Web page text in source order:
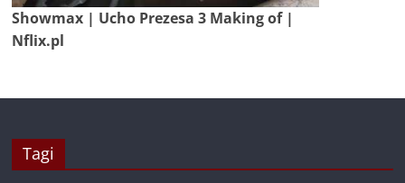
Showmax | Ucho Prezesa 3 Making of |
Nflix.pl
Tagi